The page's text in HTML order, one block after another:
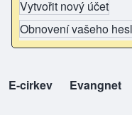
Vytvořit nový účet
Obnovení vašeho
top-odkazy
E-cirkev
(opens in new tab)
Evangnet
(opens in